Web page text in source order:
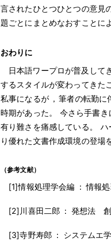
言されたひとつひとつの意見
題ごとにまとめなおすことに
おわりに
日本語ワープロが普及して
するスタイルが変わってきた
私事になるが ， 筆者の転勤に
時期があった 。
今さら手書
有り難さを痛感している 。
ハ
り優れた文書作成環境の登場
（参考文献）
[1]情報処理学会編 ： 情報
[2]川喜田二郎 ： 発想法 創
[3]寺野寿郎 ： システムエ